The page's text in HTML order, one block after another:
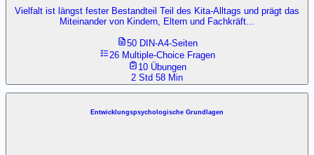
Vielfalt ist längst fester Bestandteil Teil des Kita-Alltags und prägt das
Miteinander von Kindern, Eltern und Fachkräft...
50 DIN-A4-Seiten
26 Multiple-Choice Fragen
10 Übungen
2 Std 58 Min
Entwicklungspsychologische Grundlagen